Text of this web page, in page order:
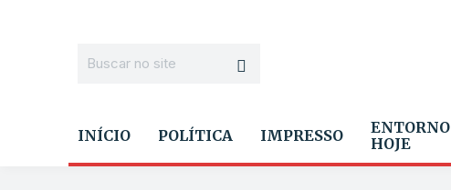
INÍCIO POLÍTICA IMPRESSO
ENTORNO
HOJE